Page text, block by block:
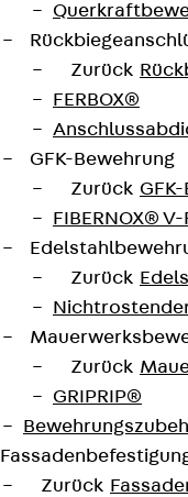
Zurück
FERBOX®
GFK-Bewehrung
Zurück
FIBERNOX® V-
Zurück
Zurück
GRIPRIP®
Zurück